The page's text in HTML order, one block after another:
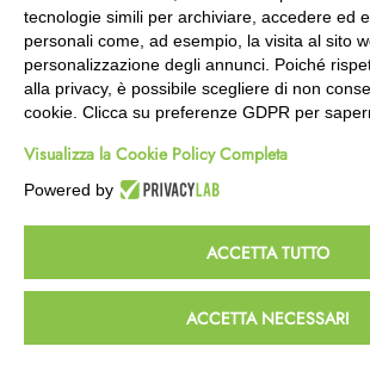
059 8676485
349 9202419
388 8659473
info@cepgreen.com
Orario
Dal lunedì al venerdì
8:00 – 12:30 / 13:30 - 19:00
8:30 – 12:30 / 15:30 - 19:00
© 2023 Powered & Designed by
Termini e Condizioni Privacy e
tecnologie simili per archiviare, accedere ed
personali come, ad esempio, la visita al sito
personalizzazione degli annunci. Poiché
alla privacy, è possibile scegliere di non
cookie. Clicca su preferenze GDPR per
Visualizza la Cookie Policy Completa
Powered by
ACCETTA TUTTO
ACCETTA NECESSARI